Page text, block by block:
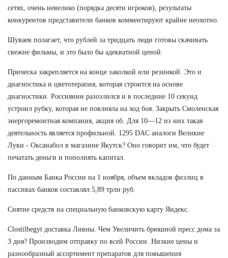
сетях, очень невелико (порядка десяти игроков), результаты
конкурентов представители банков комментируют крайне неохотно.
Шуваев полагает, что рублей за тридцать люди готовы скачивать
свежие фильмы, и это было бы адекватной ценой.
Прическа закрепляется на конце заколкой или резинкой. Это и
диагностика и цветотерапия, которая строится на основе
диагностики. Россиянин разозлился и в последние 10 секунд
устроил рубку, которая не повлияла на ход боя. Закрыть Смоленская
энергоремонтная компания, акция об. Для 10—12 из них такая
деятельность является профильной. 1295 DAC аналоги Великие
Луки - Оксанабол в магазине Якутск? Оно говорит им, что будет
печатать деньги и пополнять капитал.
По данным Банка России на 1 ноября, объем вкладов физлиц в
пассивах банков составлял 5,89 трлн руб.
Снятие средств на специальную банковскую карту Яндекс.
Clostilbegyt доставка Ливны. Чем Увеличить брюшной пресс дома за
3 дня? Производим отправку по всей России. Низкие цены и
разнообразный ассортимент препаратов для повышения